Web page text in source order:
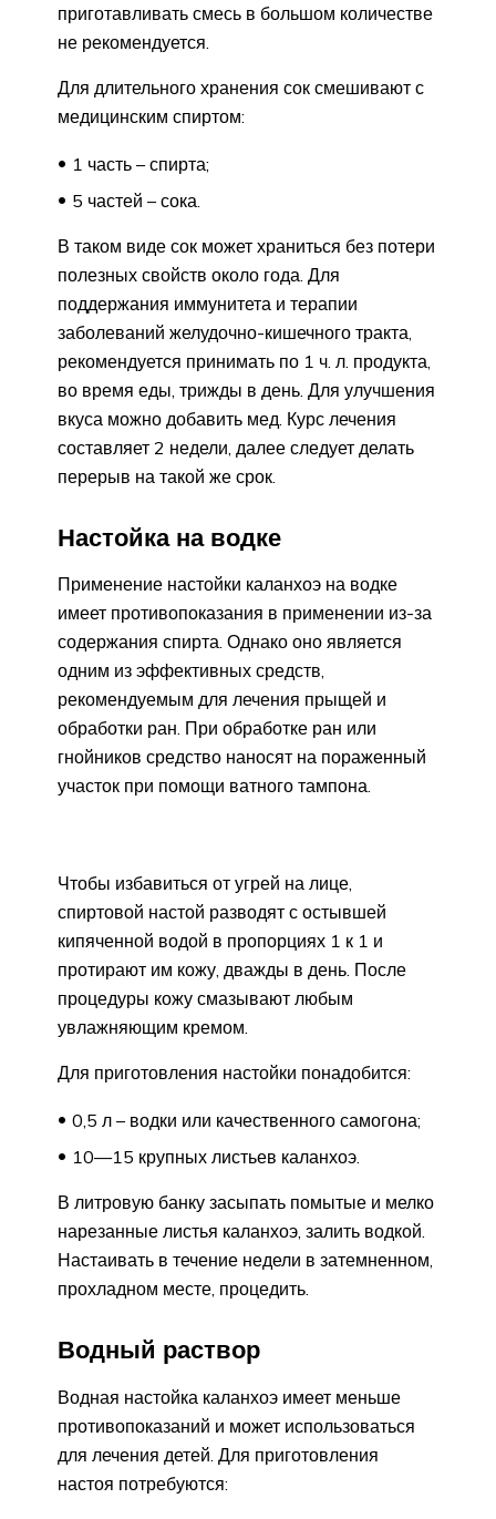
приготавливать смесь в большом количестве
не рекомендуется.
Для длительного хранения сок смешивают с
медицинским спиртом:
1 часть – спирта;
5 частей – сока.
В таком виде сок может храниться без потери
полезных свойств около года. Для
поддержания иммунитета и терапии
заболеваний желудочно-кишечного тракта,
рекомендуется принимать по 1 ч. л. продукта,
во время еды, трижды в день. Для улучшения
вкуса можно добавить мед. Курс лечения
составляет 2 недели, далее следует делать
перерыв на такой же срок.
Настойка на водке
Применение настойки каланхоэ на водке
имеет противопоказания в применении из-за
содержания спирта. Однако оно является
одним из эффективных средств,
рекомендуемым для лечения прыщей и
обработки ран. При обработке ран или
гнойников средство наносят на пораженный
участок при помощи ватного тампона.
Чтобы избавиться от угрей на лице,
спиртовой настой разводят с остывшей
кипяченной водой в пропорциях 1 к 1 и
протирают им кожу, дважды в день. После
процедуры кожу смазывают любым
увлажняющим кремом.
Для приготовления настойки понадобится:
0,5 л – водки или качественного самогона;
10—15 крупных листьев каланхоэ.
В литровую банку засыпать помытые и мелко
нарезанные листья каланхоэ, залить водкой.
Настаивать в течение недели в затемненном,
прохладном месте, процедить.
Водный раствор
Водная настойка каланхоэ имеет меньше
противопоказаний и может использоваться
для лечения детей. Для приготовления
настоя потребуются: